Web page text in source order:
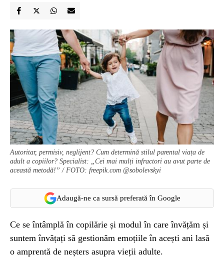
Autoritar, permisiv, neglijent? Cum determină stilul parental viața de
adult a copiilor? Specialist: „Cei mai mulți infractori au avut parte de
această metodă!” / FOTO: freepik.com @sobolevskyi
Adaugă-ne ca sursă preferată în Google
Ce se întâmplă în copilărie și modul în care învățăm și
suntem învățați să gestionăm emoțiile în acești ani lasă
o amprentă de neșters asupra vieții adulte.